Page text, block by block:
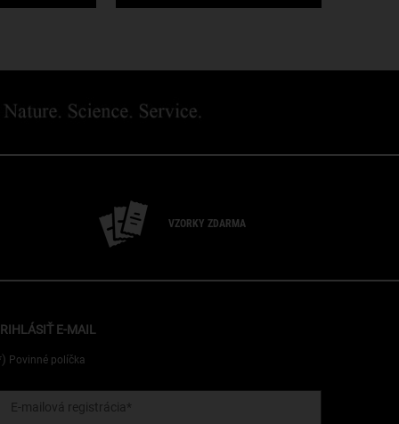
VZORKY ZDARMA
E-MAIL
Povinné políčka
E-mailová registrácia *